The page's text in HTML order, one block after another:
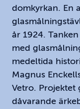
domkyrkan. En
år 1924.
med
medeltida
Magnus
Vetro. Projektet
dåvarande